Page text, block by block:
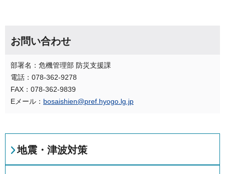
お問い合わせ
部署名：危機管理部 防災支援課
電話：078-362-9278
FAX：078-362-9839
Eメール： bosaishien@pref.hyogo.lg.jp
地震・津波対策